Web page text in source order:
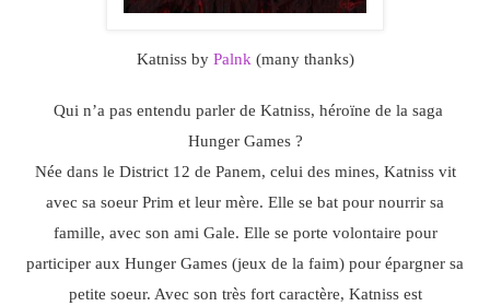
Katniss by Palnk (many thanks)
Qui n’a pas entendu parler de Katniss, héroïne de la saga
Hunger Games ?
Née dans le District 12 de Panem, celui des mines, Katniss vit
avec sa soeur Prim et leur mère. Elle se bat pour nourrir sa
famille, avec son ami Gale. Elle se porte volontaire pour
participer aux Hunger Games (jeux de la faim) pour épargner sa
petite soeur. Avec son très fort caractère, Katniss est